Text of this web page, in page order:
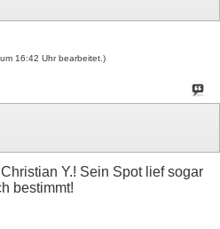
16:42 Uhr bearbeitet.)
Y.! Sein Spot lief sogar
bestimmt!